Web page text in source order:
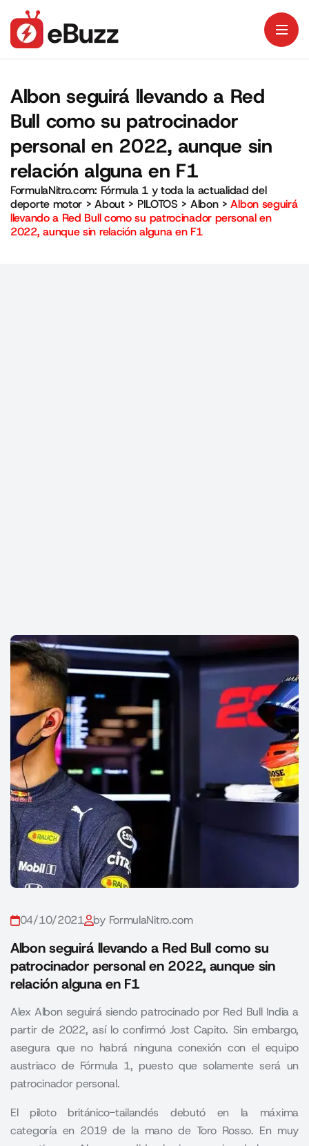
Albon seguirá llevando a Red
Bull como su patrocinador
personal en 2022, aunque sin
relación alguna en F1
FormulaNitro.com: Fórmula 1 y toda la actualidad del
deporte motor >About> PILOTOS > Albon>Albon seguirá
llevando a Red Bull como su patrocinador personal en
2022, aunque sin relación alguna en F1
04/10/2021 by FormulaNitro.com
Albon seguirá llevando a Red Bull como su
patrocinador personal en 2022, aunque sin
relación alguna en F1
Alex Albon seguirá siendo patrocinado por Red Bull India a
partir de 2022, así lo confirmó Jost Capito. Sin embargo,
asegura que no habrá ninguna conexión con el equipo
austriaco de Fórmula 1, puesto que solamente será un
patrocinador personal.
El piloto británico-tailandés debutó en la máxima
categoría en 2019 de la mano de Toro Rosso. En muy